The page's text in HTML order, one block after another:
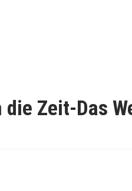
die Zeit-Das